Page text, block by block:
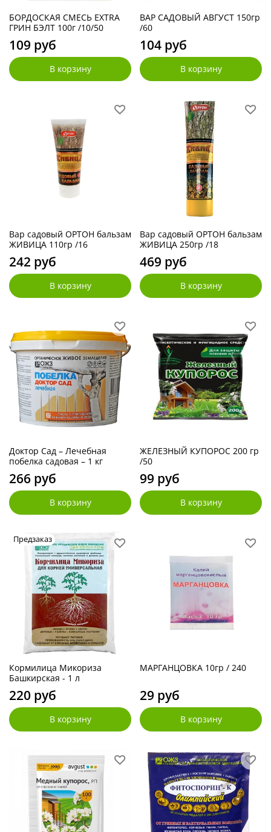
БОРДОСКАЯ СМЕСЬ EXTRA
ГРИН БЭЛТ 100г /10/50
109 руб
В корзину
ВАР САДОВЫЙ АВГУСТ 150гр
/60
104 руб
В корзину
Вар садовый ОРТОН бальзам
ЖИВИЦА 110гр /16
242 руб
В корзину
Вар садовый ОРТОН бальзам
ЖИВИЦА 250гр /18
469 руб
В корзину
Доктор Сад – Лечебная
побелка садовая – 1 кг
266 руб
В корзину
ЖЕЛЕЗНЫЙ КУПОРОС 200 гр
/50
99 руб
В корзину
Предзаказ
Кормилица Микориза
Башкирская - 1 л
220 руб
В корзину
МАРГАНЦОВКА 10гр / 240
29 руб
В корзину